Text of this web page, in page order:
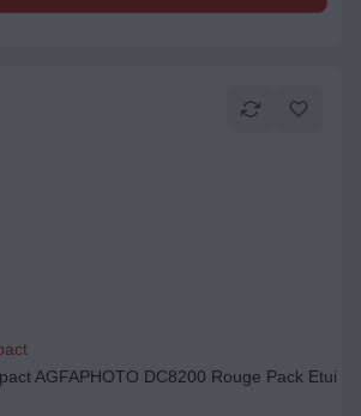
AGFAPHOTO DC8200 Rouge Pack Etui